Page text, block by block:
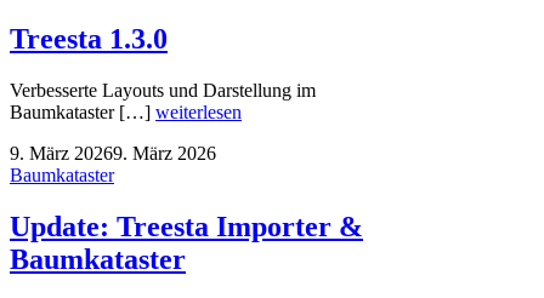
Treesta 1.3.0
Verbesserte Layouts und Darstellung im
Baumkataster […] weiterlesen
9. März 20269. März 2026
Baumkataster
Update: Treesta Importer &
Baumkataster